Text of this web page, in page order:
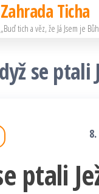
Zahrada Ticha
„Buď tich a věz, že Já Jsem je
se ptali
ptali